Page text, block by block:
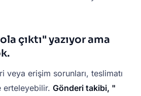
çıktı" yazıyor ama
veya erişim sorunları, teslimatı
erteleyebilir. Gönderi takibi, "